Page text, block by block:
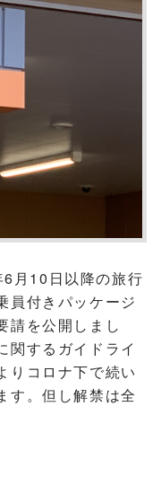
月10日以降の旅行
員付きパッケージ
請を公開しまし
関するガイドライ
りコロナ下で続い
す。但し解禁は全